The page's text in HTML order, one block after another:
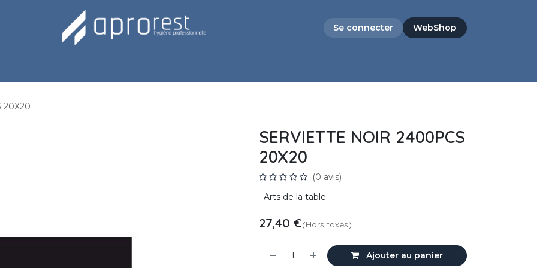
Se connecter WebShop
20X20
SERVIETTE NOIR 2400PCS
20X20
(0 avis)
Arts de la table
27,40 €(Hors taxes)
Ajouter au panier